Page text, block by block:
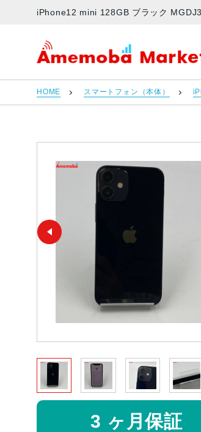
iPhone12 mini 128GB ブラック
アメモバマーケット
HOME スマートフォン（本体）
3 ヶ月保証